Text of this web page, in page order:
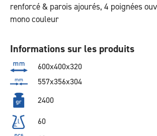
renforcé & parois ajourés, 4 poignées
mono couleur
Informations sur les produits
600x400x320
557x356x304
2400
60